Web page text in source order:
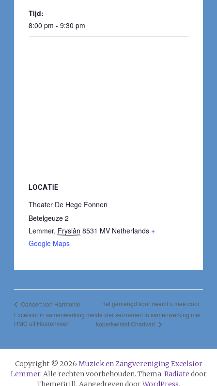
Tijd:
8:00 pm - 9:30 pm
LOCATIE
Theater De Hege Fonnen
Betelgeuze 2
Lemmer, Fryslân 8531 MV Netherlands +
Google Maps
Concert van Harmonie
Excelsior in samenwerking met
HMC uit Heerenveen
Het gemengd koor neemt u mee door
de vier seizoenen in samenwerking met
koperkwintet Charivari
Copyright © 2026 Muziek en Zangvereniging Excelsior
Lemmer. Alle rechten voorbehouden. Thema: Radiate door
ThemeGrill. Aangedreven doorWordPress.